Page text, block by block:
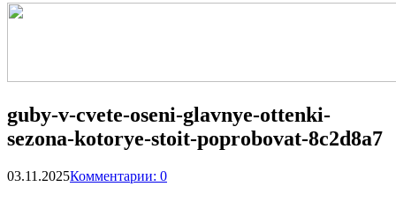
guby-v-cvete-oseni-glavnye-ottenki-
sezona-kotorye-stoit-poprobovat-8c2d8a7
03.11.2025Комментарии: 0